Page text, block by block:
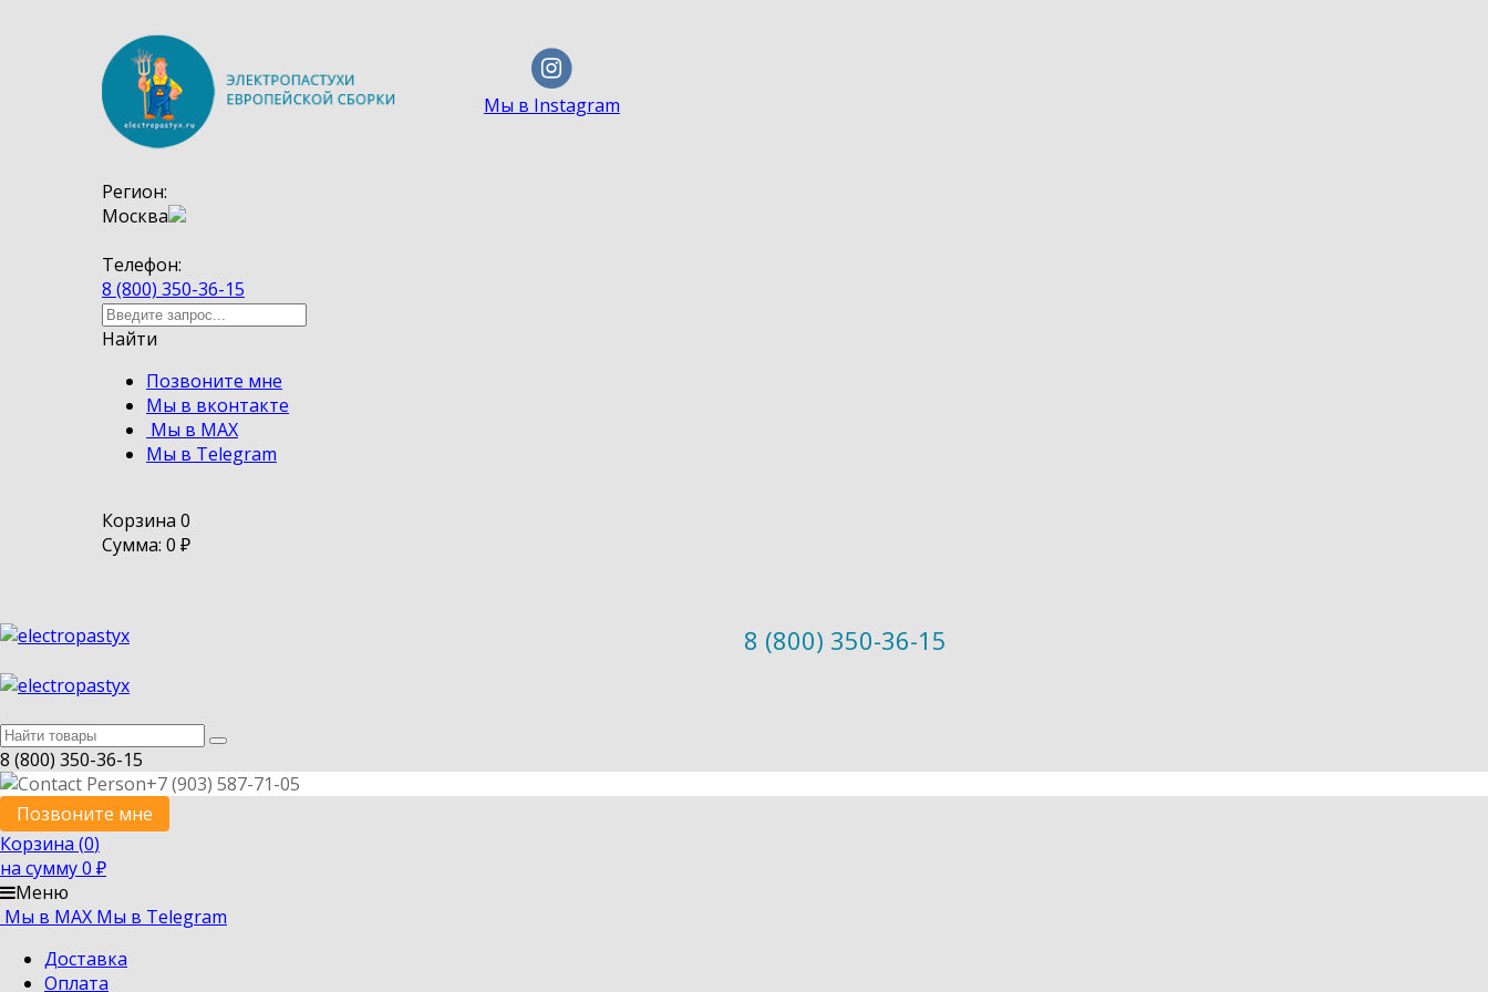
Регион:
Москва
Телефон:
8 (800) 350-36-15
Найти
Позвоните мне
Мы в вконтакте
Мы в MAX
Мы в Telegram
Корзина 0
Сумма: 0 ₽
8 (800) 350-36-15
8 (800) 350-36-15
+7 (903) 587-71-05
Позвоните мне
Мы в Instagram
Корзина (0)
на сумму0 ₽
Меню
Мы в MAX Мы в Telegram
Доставка
Оплата